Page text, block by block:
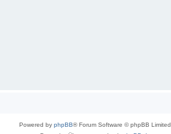
Powered by phpBB® Forum Software © phpBB Limited